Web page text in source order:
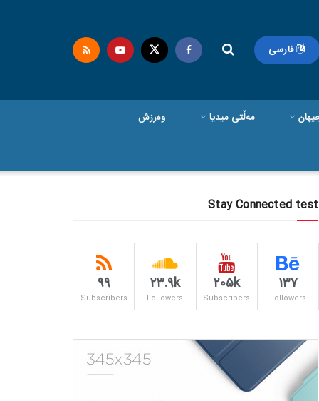
فارسی
مەڵتی میدیا وەرزش
Stay Connected test
137
Followers
205k
Subscribers
23.9k
Followers
99
Subscribers